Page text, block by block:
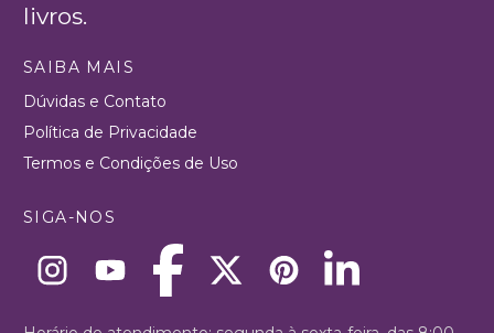
livros.
SAIBA MAIS
Dúvidas e Contato
Política de Privacidade
Termos e Condições de Uso
SIGA-NOS